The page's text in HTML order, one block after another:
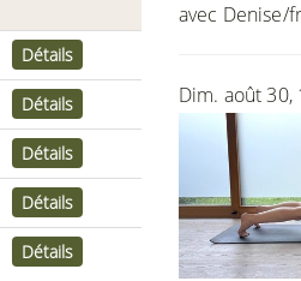
Détails
Détails
Détails
Détails
Détails
avec Denise/
Dim. août 30,